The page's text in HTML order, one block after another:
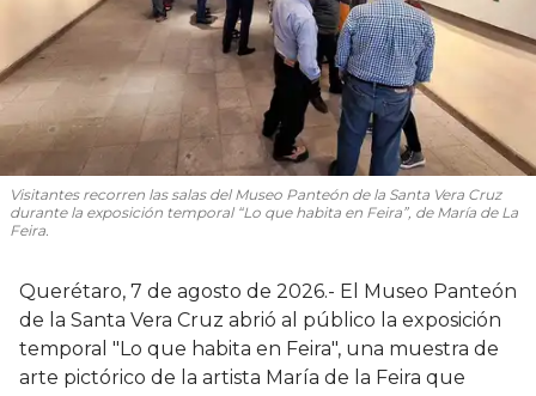
Visitantes recorren las salas del Museo Panteón de la Santa Vera Cruz
durante la exposición temporal “Lo que habita en Feira”, de María de La
Feira.
Querétaro, 7 de agosto de 2026.- El Museo Panteón
de la Santa Vera Cruz abrió al público la exposición
temporal "Lo que habita en Feira", una muestra de
arte pictórico de la artista María de la Feira que